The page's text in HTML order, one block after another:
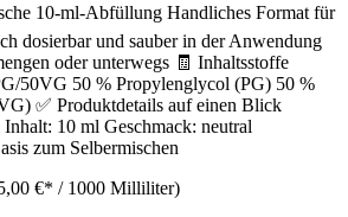
10-ml-Abfüllung Handliches Format für
dosierbar und sauber in der Anwendung
oder unterwegs 🧾 Inhaltsstoffe
50VG 50 % Propylenglycol (PG) 50 %
✅ Produktdetails auf einen Blick
10 ml Geschmack: neutral
zum Selbermischen
€* / 1000 Milliliter)